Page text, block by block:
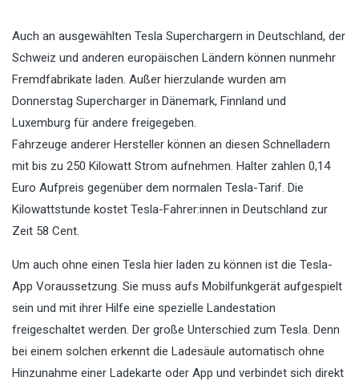
Auch an ausgewählten Tesla Superchargern in Deutschland, der
Schweiz und anderen europäischen Ländern können nunmehr
Fremdfabrikate laden. Außer hierzulande wurden am
Donnerstag Supercharger in Dänemark, Finnland und
Luxemburg für andere freigegeben.
Fahrzeuge anderer Hersteller können an diesen Schnelladern
mit bis zu 250 Kilowatt Strom aufnehmen. Halter zahlen 0,14
Euro Aufpreis gegenüber dem normalen Tesla-Tarif. Die
Kilowattstunde kostet Tesla-Fahrer:innen in Deutschland zur
Zeit 58 Cent.
Um auch ohne einen Tesla hier laden zu können ist die Tesla-
App Voraussetzung. Sie muss aufs Mobilfunkgerät aufgespielt
sein und mit ihrer Hilfe eine spezielle Landestation
freigeschaltet werden. Der große Unterschied zum Tesla. Denn
bei einem solchen erkennt die Ladesäule automatisch ohne
Hinzunahme einer Ladekarte oder App und verbindet sich direkt